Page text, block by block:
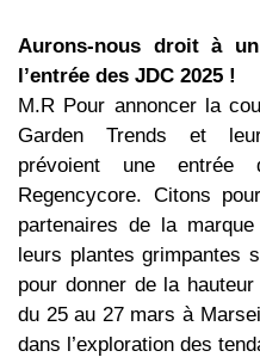
Aurons-nous droit à
l’entrée des JDC 2025 !
M.R Pour annoncer la
Garden Trends et
prévoient une
Regencycore. Citons
partenaires de la
leurs plantes grimpantes
pour donner de la
du 25 au 27 mars à
dans l’exploration des